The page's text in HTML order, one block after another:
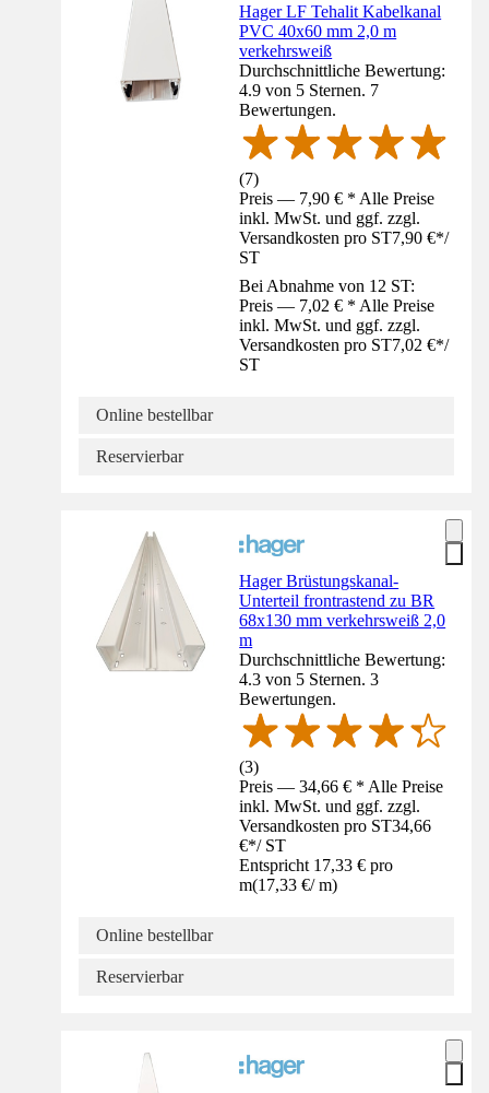
Hager LF Tehalit Kabelkanal
PVC 40x60 mm 2,0 m
verkehrsweiß
Durchschnittliche Bewertung:
4.9 von 5 Sternen. 7
Bewertungen.
(7)
Preis — 7,90 € * Alle Preise
inkl. MwSt. und ggf. zzgl.
Versandkosten pro ST7,90 €*/
ST
Bei Abnahme von 12 ST:
Preis — 7,02 € * Alle Preise
inkl. MwSt. und ggf. zzgl.
Versandkosten pro ST7,02 €*/
ST
Online bestellbar
Reservierbar
Hager Brüstungskanal-
Unterteil frontrastend zu BR
68x130 mm verkehrsweiß 2,0
m
Durchschnittliche Bewertung:
4.3 von 5 Sternen. 3
Bewertungen.
(3)
Preis — 34,66 € * Alle Preise
inkl. MwSt. und ggf. zzgl.
Versandkosten pro ST34,66
€*/ ST
Entspricht 17,33 € pro
m(17,33 €/ m)
Online bestellbar
Reservierbar